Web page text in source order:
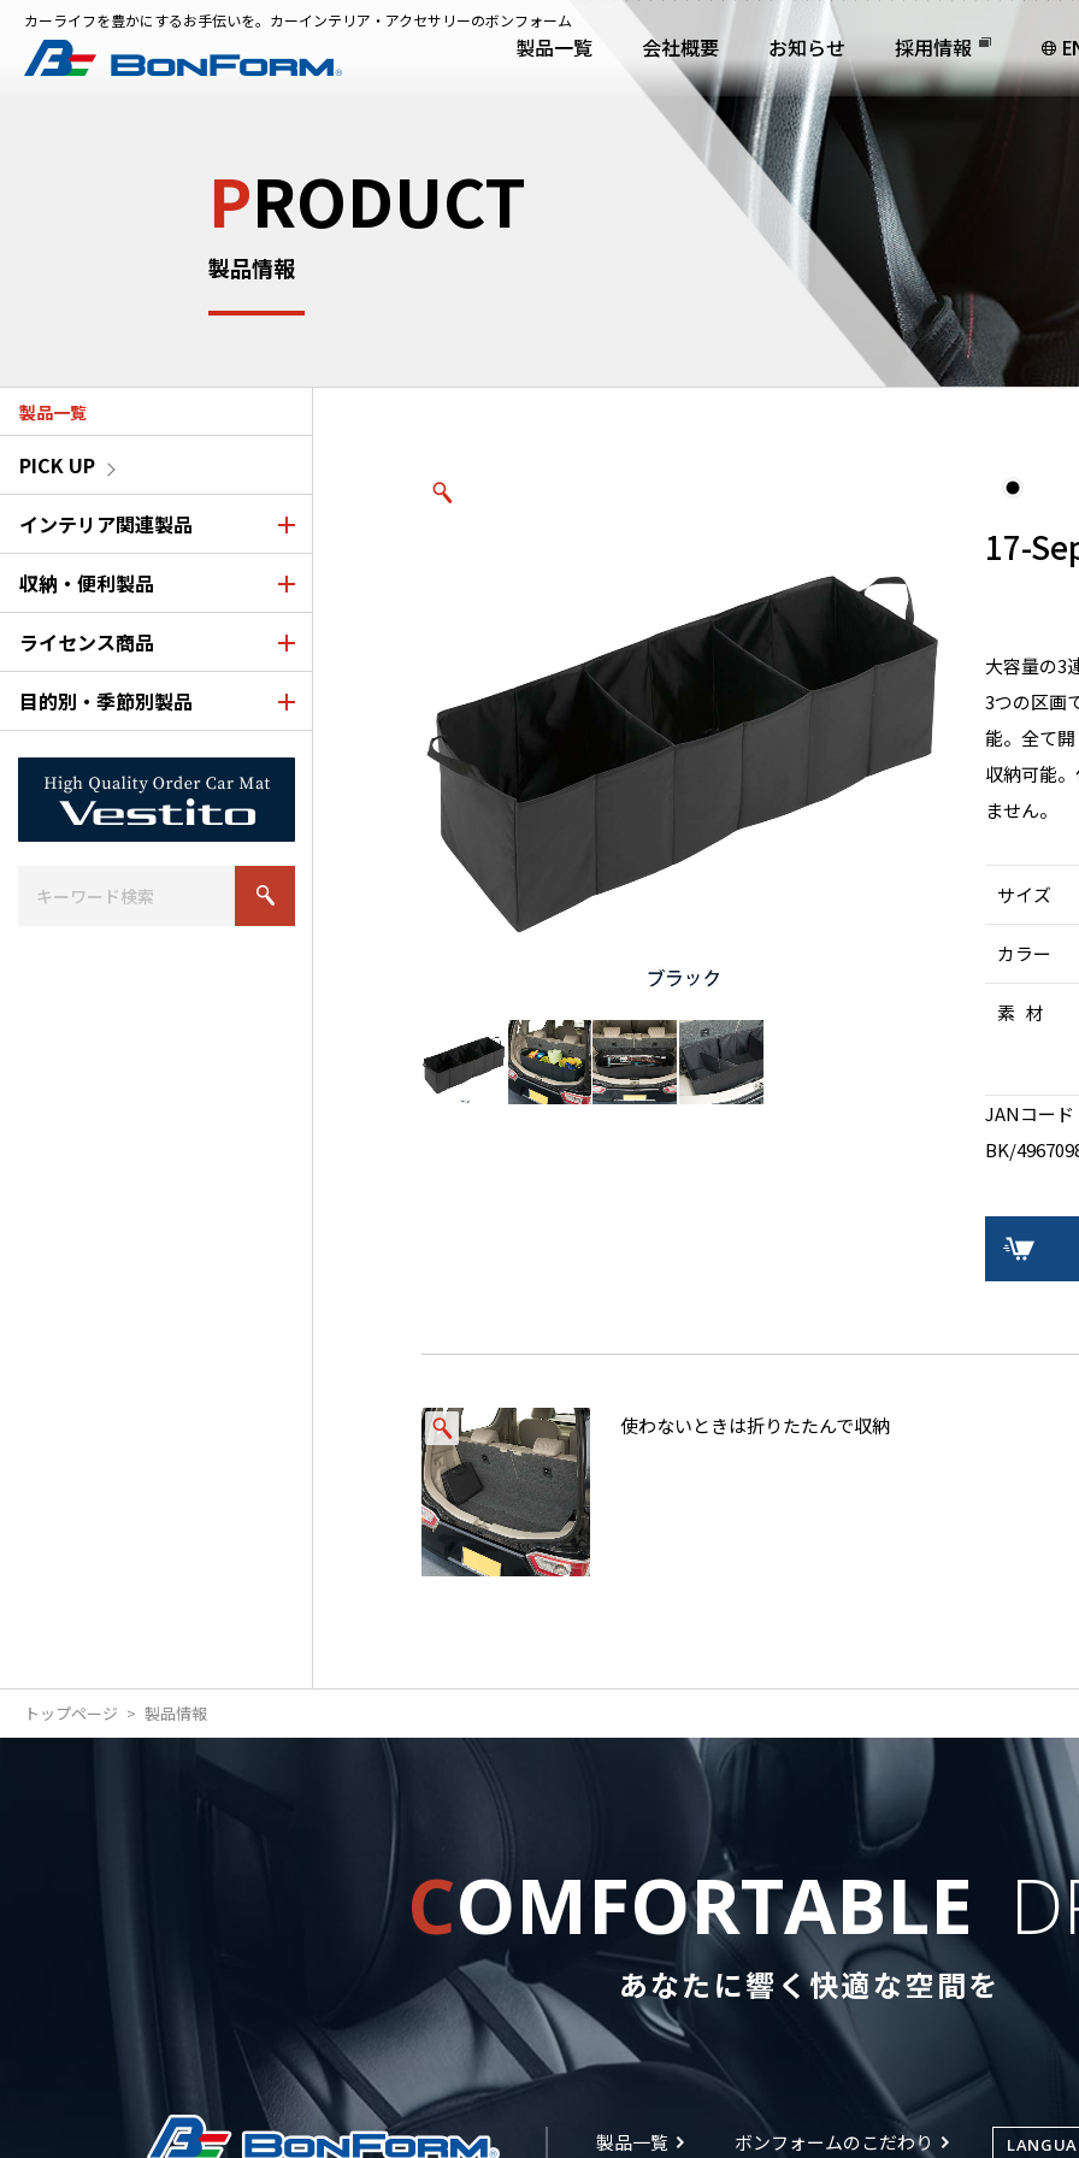
カーライフを豊かにするお手伝いを。カーインテリア・アクセサリーのボンフォーム
製品一覧 会社概要 お知らせ 採用情報
PRODUCT
製品情報
17-
大容量の3
3つの区画
能。全て
収納可能
ません。
サイズ
カラー
素 材
JANコード
BK/
使わないときは折りたたんで収納
製品一覧
PICK UP
インテリア関連製品
収納・便利製品
ライセンス商品
目的別・季節別製品
トップページ 製品情報
COMFORTABLE
あなたに響く快適な空間を
製品一覧 ボンフォームのこだわり